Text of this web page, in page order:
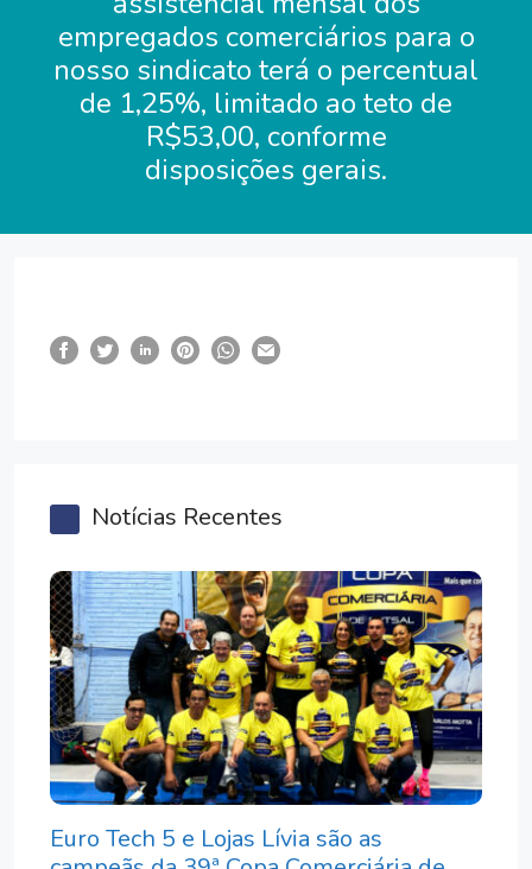
empregados comerciários para o
nosso sindicato terá o percentual
de 1,25%, limitado ao teto de
R$53,00, conforme
disposições gerais.
Notícias Recentes
Euro Tech 5 e Lojas Lívia são as